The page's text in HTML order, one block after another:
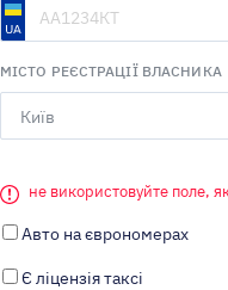
МІСТО РЕЄСТРАЦІЇ ВЛАСНИКА
Київ
не використовуйте поле,
Авто на єврономерах
Є ліцензія таксі